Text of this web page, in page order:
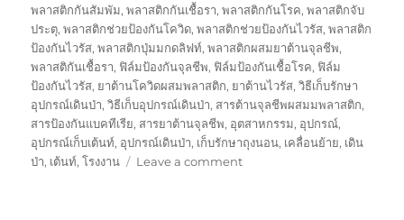
พลาสติกกันสัมพัม,พลาสติกกันเชื้อรา,พลาสติกกันโรค,พลาสติกจับ
ประตุ,พลาสติกช่วยป้องกันโควิด,พลาสติกช่วยป้องกันไวรัส,พลาสติก
ป้องกันไวรัส,พลาสติกปุ่มมกดลิฟท์,พลาสติกผสมยาต้านจุลชีพ,
พลาสติกันเชื้อรา, ฟิล์มป้องกันจุลชีพ, ฟิล์มป้องกันเชื้อโรค, ฟิล์ม
ป้องกันไวรัส, ยาต้านโควิดผสมพลาสติก, ยาต้านไวรัส,วิธีเก็บรักษา
อุปกรณ์เดินป่า,วิธีเก็บอุปกรณ์เดินป่า, สารต้านจุลชีพผสมมพลาสติก,
สารป้องกันแบคทีเรีย, สารยาต้านจุลชีพ, อุตสาหกรรม, อุปกรณ์,
อุปกรณ์เก็บเต้นท์, อุปกรณ์เดินป่า, เก็บรักษาถุงนอน, เคลื่อนย้าย, เดิน
ป่า, เต้นท์,โรงงาน Leave a commenton